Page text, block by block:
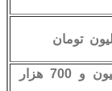
8 میلیون و 700 هزار